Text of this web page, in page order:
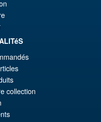
( Adult ) Action Figure
DC
collection